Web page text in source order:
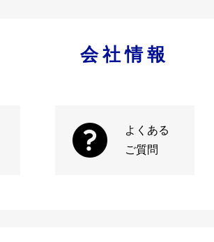
会社情報
よくある
ご質問